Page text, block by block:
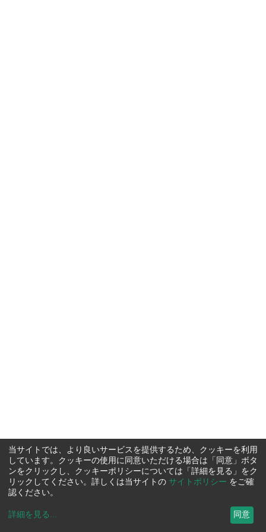
当サイトでは、より良いサービスを提供するため、クッキーを利用
しています。クッキーの使用に同意いただける場合は「同意」ボタ
ンをクリックし、クッキーポリシーについては「詳細を見る」をク
リックしてください。詳しくは当サイトの サイトポリシー をご確
認ください。
詳細を見る ... 同意